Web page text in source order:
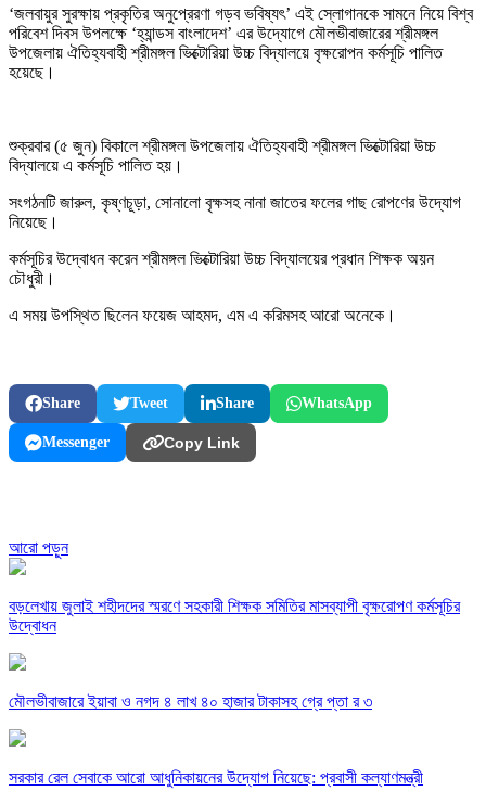
‘জলবায়ুর সুরক্ষায় প্রকৃতির অনুপ্রেরণা গড়ব ভবিষ্যৎ’ এই স্লোগানকে সামনে নিয়ে বিশ্ব
পরিবেশ দিবস উপলক্ষে ‘হ্যান্ডস বাংলাদেশ’ এর উদ্যোগে মৌলভীবাজারের শ্রীমঙ্গল
উপজেলায় ঐতিহ্যবাহী শ্রীমঙ্গল ভিক্টোরিয়া উচ্চ বিদ্যালয়ে বৃক্ষরোপন কর্মসূচি পালিত
হয়েছে।
শুক্রবার (৫ জুন) বিকালে শ্রীমঙ্গল উপজেলায় ঐতিহ্যবাহী শ্রীমঙ্গল ভিক্টোরিয়া উচ্চ
বিদ্যালয়ে এ কর্মসূচি পালিত হয়।
সংগঠনটি জারুল, কৃষ্ণচূড়া, সোনালো বৃক্ষসহ নানা জাতের ফলের গাছ রোপণের উদ্যোগ
নিয়েছে।
কর্মসূচির উদ্বোধন করেন শ্রীমঙ্গল ভিক্টোরিয়া উচ্চ বিদ্যালয়ের প্রধান শিক্ষক অয়ন
চৌধুরী।
এ সময় উপস্থিত ছিলেন ফয়েজ আহমদ, এম এ করিমসহ আরো অনেকে।
Share Tweet Share WhatsApp
Messenger Copy Link
আরো পড়ুন
বড়লেখায় জুলাই শহীদদের স্মরণে সহকারী শিক্ষক সমিতির মাসব্যাপী বৃক্ষরোপণ কর্মসূচির
উদ্বোধন
মৌলভীবাজারে ইয়াবা ও নগদ ৪ লাখ ৪০ হাজার টাকাসহ গ্রে প্তা র ৩
সরকার রেল সেবাকে আরো আধুনিকায়নের উদ্যোগ নিয়েছে: প্রবাসী কল্যাণমন্ত্রী